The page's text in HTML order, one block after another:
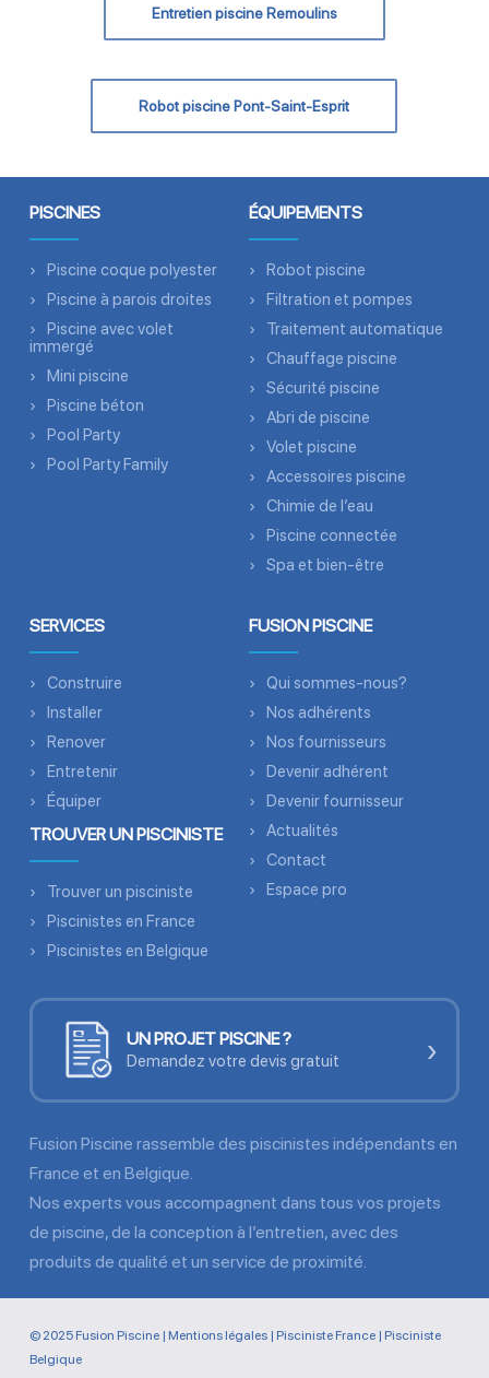
Entretien piscine Remoulins
Robot piscine Pont-Saint-Esprit
PISCINES
Piscine coque polyester
Piscine à parois droites
Piscine avec volet
immergé
Mini piscine
Piscine béton
Pool Party
Pool Party Family
ÉQUIPEMENTS
Robot piscine
Filtration et pompes
Traitement automatique
Chauffage piscine
Sécurité piscine
Abri de piscine
Volet piscine
Accessoires piscine
Chimie de l’eau
Piscine connectée
Spa et bien-être
SERVICES
Construire
Installer
Renover
Entretenir
Équiper
TROUVER UN PISCINISTE
Trouver un pisciniste
Piscinistes en France
Piscinistes en Belgique
FUSION PISCINE
Qui sommes-nous?
Nos adhérents
Nos fournisseurs
Devenir adhérent
Devenir fournisseur
Actualités
Contact
Espace pro
UN PROJET PISCINE ?
Demandez votre devis gratuit ›
Fusion Piscine rassemble des piscinistes indépendants en
France et en Belgique.
Nos experts vous accompagnent dans tous vos projets
de piscine, de la conception à l’entretien, avec des
produits de qualité et un service de proximité.
© 2025 Fusion Piscine | Mentions légales| Pisciniste France| Pisciniste
Belgique